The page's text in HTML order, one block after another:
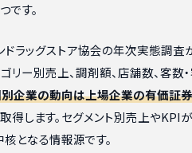
す。
ドラッグストア協会の年次実態調査
リー別売上、調剤額、店舗数、客数
企業の動向は上場企業の有価証
得します。セグメント別売上やKPI
となる情報源です。